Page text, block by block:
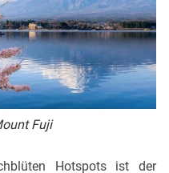
Fuji
Hotspots ist der